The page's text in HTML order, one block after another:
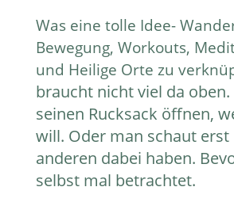
Was eine tolle Idee-
Bewegung, Workouts,
und Heilige Orte zu
braucht nicht viel da
seinen Rucksack öffnen,
will. Oder man schaut erst
anderen dabei haben.
selbst mal betrachtet.